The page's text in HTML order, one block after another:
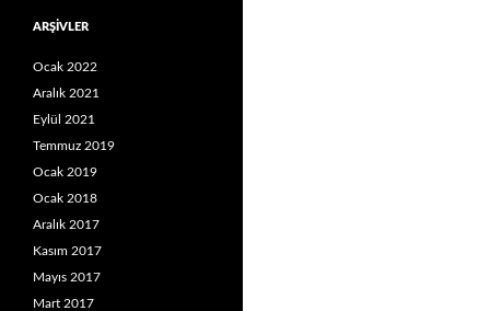
ARŞIVLER
Ocak 2022
Aralık 2021
Eylül 2021
Temmuz 2019
Ocak 2019
Ocak 2018
Aralık 2017
Kasım 2017
Mayıs 2017
Mart 2017